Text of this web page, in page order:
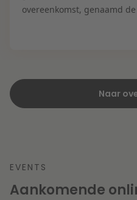
overeenkomst, genaamd
Naar
EVENTS
Aankomende